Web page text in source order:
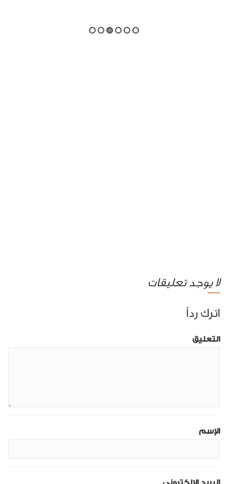
لا يوجد تعليقات
اترك رداً
التعليق
الإسم